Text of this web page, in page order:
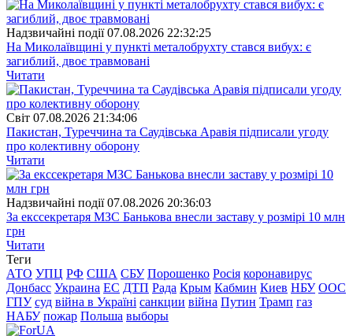
Надзвичайні події 07.08.2026 22:32:25
На Миколаївщині у пункті металобрухту стався вибух: є
загиблий, двоє травмовані
Читати
Свiт 07.08.2026 21:34:06
Пакистан, Туреччина та Саудівська Аравія підписали угоду
про колективну оборону
Читати
Надзвичайні події 07.08.2026 20:36:03
За екссекретаря МЗС Банькова внесли заставу у розмірі 10 млн
грн
Читати
Теги
АТО УПЦ РФ США СБУ Порошенко Росія коронавирус
Донбасс Украина ЕС ДТП Рада Крым Кабмин Киев НБУ ООС
ГПУ суд війна в Україні санкции війна Путин Трамп газ
НАБУ пожар Польша выборы